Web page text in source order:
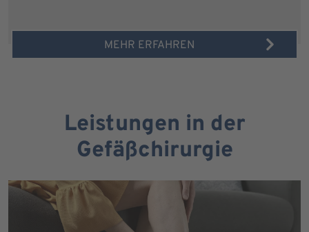
MEHR ERFAHREN
Leistungen in der
Gefäßchirurgie